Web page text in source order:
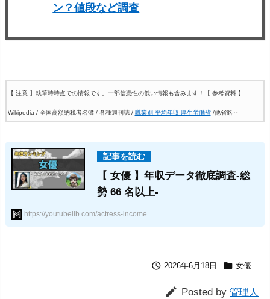
ン？値段など調査
【 注意 】執筆時時点での情報です。一部信憑性の低い情報も含みます！ 【 参考資料 】
Wikipedia / 全国高額納税者名簿 / 各種週刊誌 / 職業別 平均年収 厚生労働省/他省略‥
【 女優 】年収データ徹底調査-総
勢 66 名以上-
https://youtubelib.com/actress-income
 2026年6月18日  女優
 Posted by 管理人